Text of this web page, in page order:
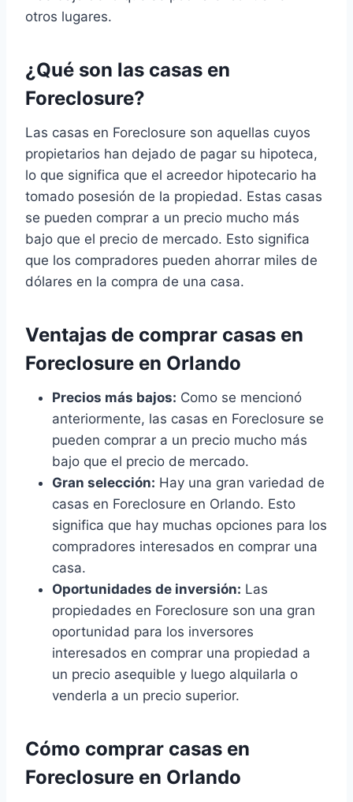
otros lugares.
¿Qué son las casas en
Foreclosure?
Las casas en Foreclosure son aquellas cuyos
propietarios han dejado de pagar su hipoteca,
lo que significa que el acreedor hipotecario ha
tomado posesión de la propiedad. Estas casas
se pueden comprar a un precio mucho más
bajo que el precio de mercado. Esto significa
que los compradores pueden ahorrar miles de
dólares en la compra de una casa.
Ventajas de comprar casas en
Foreclosure en Orlando
Precios más bajos: Como se mencionó
anteriormente, las casas en Foreclosure se
pueden comprar a un precio mucho más
bajo que el precio de mercado.
Gran selección: Hay una gran variedad de
casas en Foreclosure en Orlando. Esto
significa que hay muchas opciones para los
compradores interesados en comprar una
casa.
Oportunidades de inversión: Las
propiedades en Foreclosure son una gran
oportunidad para los inversores
interesados en comprar una propiedad a
un precio asequible y luego alquilarla o
venderla a un precio superior.
Cómo comprar casas en
Foreclosure en Orlando